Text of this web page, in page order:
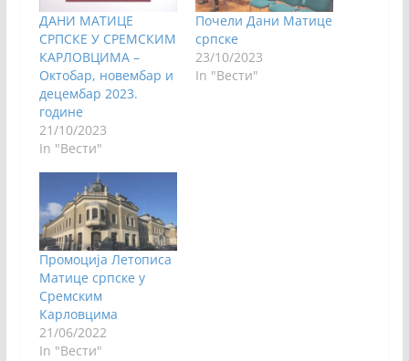
ДАНИ МАТИЦЕ
СРПСКЕ У СРЕМСКИМ
КАРЛОВЦИМА –
Октобар, новембар и
децембар 2023.
године
21/10/2023
In "Вести"
Почели Дани Матице
српске
23/10/2023
In "Вести"
Промоција Летописа
Матице српске у
Сремским
Карловцима
21/06/2022
In "Вести"